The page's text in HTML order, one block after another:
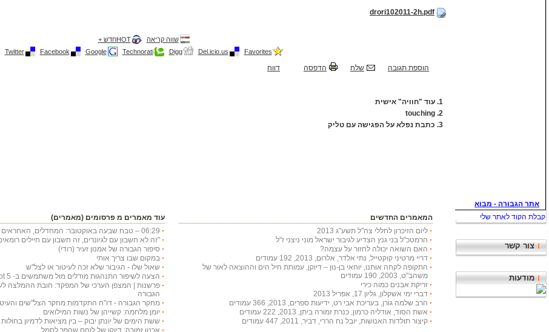
צור קשר
מודעות
drori102011-2h.pdf
שווה קריאה
HOTחדש +
Favorites
Del.icio.us
Digg
Technorati
Google
Facebook
Twitter
הוספת תגובה שלח הדפסה דווח
1. עוד "חוויה" אישית
2.
touching
3. כתבת נפלא על הפגישה עם טליק
המאמרים החדשים
ליום הזיכרון לחללי צה"ל תשע"ג 2013
הרמטכ"ל בני גנץ הצדיע לגיבור ישראל מוני ניצני ז"ל
האם השואה יכולה לחזור על עצמה?
דריי מרטיני קוקטייל, נתי אלדר, אלרום, 2013, 192 עמודים
התקופה לקחה אותנו, יוחאי בן-נון – דיוקן, עמותת חיל הים וההוצאה לאור של
משהב"ט, 2003, 190 עמודים
זריקת אבנים כמוה כירי
דברי ימי אשקלון, גליון 17, אפריל 2013
הרב שלמה גורן, בעריכת אבי רט, ידיעות ספרים, 2013, 366 עמודים
אשת הסוד, אודליה כרמון, כנרת זמורה ביתן, 2013, 222 עמודים
קיצור תולדות האנושות, יובל נח הררי, דביר, 2011, 447 עמודים
עוד מאמרים מ פרסומים (מאמרים)
06:29 – טבח שבעה באוקטובר: המחדלים, האחראים ההשלכות
"זה לא חשבון עם לגיונרים, זה חשבון עם חיילים
סיפור הגבורה של אמנון זעיר (רודי)
במקום שבו צריך אותי
שאול שלו - הגיבור שלא זכה לעיטור או לצל"ש
הצעה לשיפור התנהגות מודלים מול משתמשים ב- chat gpt 5 בטיפול בטקסט עברי
פרשנות | המצפן הערכי של המפקד: חובת ההמלצה
הגבורה
מחקר הגבורה - דו"ח התקדמות מחקר הצל"שים והעיטורים,
יומן מלחמה: קשייהן של נשות המילואים
ששת הימים של יונתן יבוק – בין מציאות לדמיון בחולות
ארנון זמורה: דיוקן של לוחם שהפך לסמל